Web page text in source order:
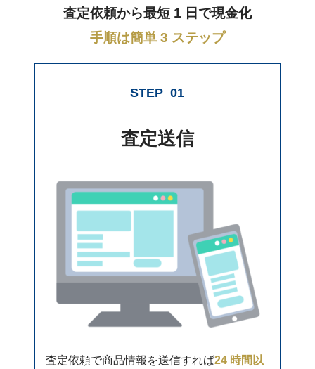
査定依頼から最短 1 日で現金化
手順は簡単 3 ステップ
STEP 01
査定送信
査定依頼で商品情報を送信すれば24 時間以